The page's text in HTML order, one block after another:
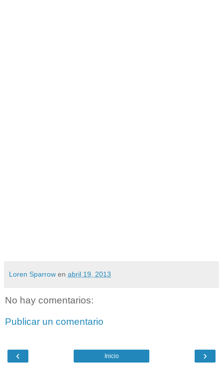
Loren Sparrow en abril 19, 2013
No hay comentarios:
Publicar un comentario
‹ ›
Inicio